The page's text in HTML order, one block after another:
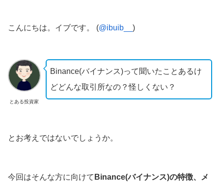
こんにちは。イブです。 (@ibuib__ )
とある投資家
Binance(バイナンス)って聞いたことあるけ
どどんな取引所なの？怪しくない？
とお考えではないでしょうか。
今回はそんな方に向けて Binance(バイナンス)の特徴、メ